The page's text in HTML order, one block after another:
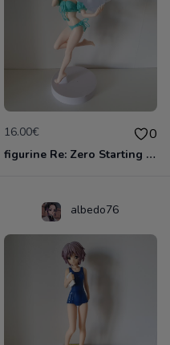
16.00€ 0
figurine Re: Zero Starting Life in Another World - Figurine Rem EXQ
albedo76